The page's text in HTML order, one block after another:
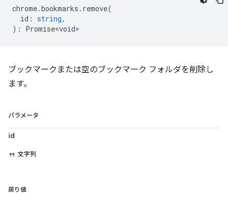
chrome.bookmarks . remove(
id : string,
) : Promise<void>
ブックマークまたは空のブックマーク フォルダを削除し
ます。
パラメータ
id
文字列
戻り値